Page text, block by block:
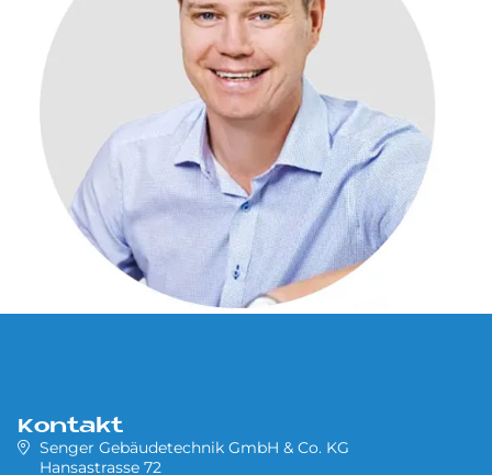
Kontakt
Senger Gebäudetechnik GmbH & Co. KG
Hansastrasse 72